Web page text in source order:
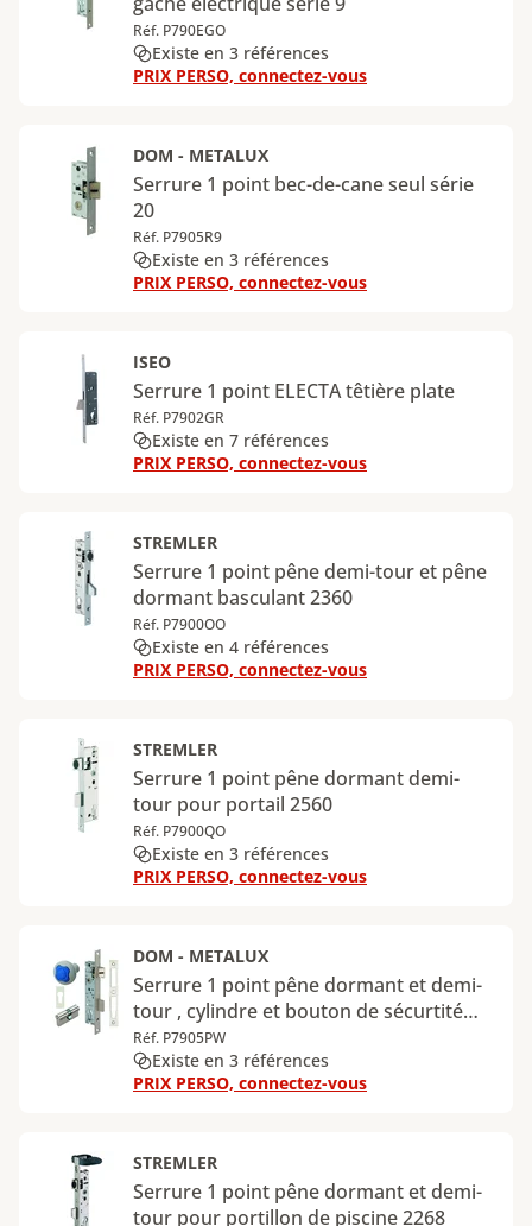
Réf. P790EGO
Existe en 3 références
PRIX PERSO, connectez-vous
DOM - METALUX
Serrure 1 point bec-de-cane seul série
20
Réf. P7905R9
Existe en 3 références
PRIX PERSO, connectez-vous
ISEO
Serrure 1 point ELECTA têtière plate
Réf. P7902GR
Existe en 7 références
PRIX PERSO, connectez-vous
STREMLER
Serrure 1 point pêne demi-tour et pêne
dormant basculant 2360
Réf. P7900OO
Existe en 4 références
PRIX PERSO, connectez-vous
STREMLER
Serrure 1 point pêne dormant demi-
tour pour portail 2560
Réf. P7900QO
Existe en 3 références
PRIX PERSO, connectez-vous
DOM - METALUX
Serrure 1 point pêne dormant et demi-
tour , cylindre et bouton de sécurtité
KID PROTEC
Réf. P7905PW
Existe en 3 références
PRIX PERSO, connectez-vous
STREMLER
Serrure 1 point pêne dormant et demi-
tour pour portillon de piscine 2268